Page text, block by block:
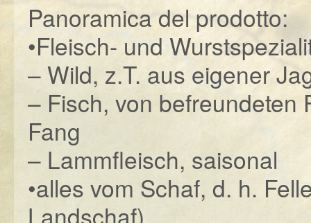
Panoramica del prodotto:
•Fleisch- und
– Wild, z.T. aus eigener
– Fisch, von befreundeten
Fang
– Lammfleisch, saisonal
•alles vom Schaf, d. h.
Landschaf)